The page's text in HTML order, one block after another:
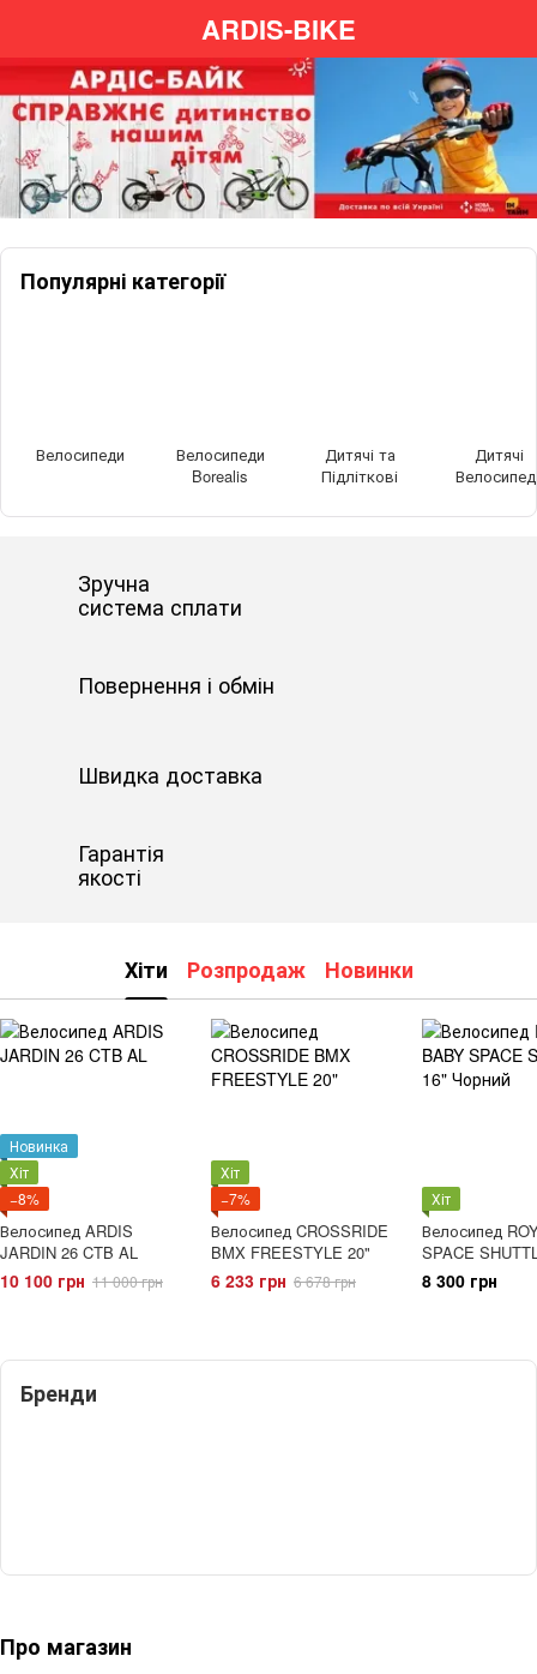
ARDIS-BIKE
Популярні категорії
Велосипеди
Велосипеди
Borealis
Дитячі та
Підліткові
Дитячі
Зручна
система сплати
Повернення і обмін
Швидка доставка
Гарантія
якості
Хіти Розпродаж Новинки
Новинка
Хіт
−8%
Велосипед ARDIS
JARDIN 26 CTB AL
10 100 грн 11 000 грн
Хіт
−7%
Велосипед CROSSRIDE
BMX FREESTYLE 20"
6 233 грн 6 678 грн
Хіт
Велосипед
SPACE
Чорний
8 300 грн
Бренди
Про магазин